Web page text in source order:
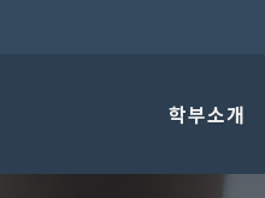
학부소개